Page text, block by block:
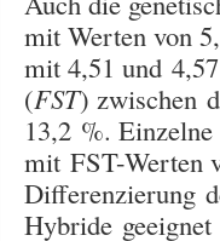
mit Werten von
mit 4,51 und
(FST) zwischen
13,2 %.
mit FST-Werten
Differenzierung
Hybride geeignet